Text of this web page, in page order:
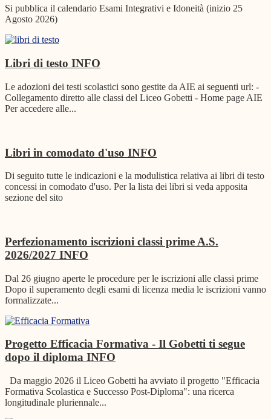
Si pubblica il calendario Esami Integrativi e Idoneità (inizio 25
Agosto 2026)
Libri di testo INFO
Le adozioni dei testi scolastici sono gestite da AIE ai seguenti url: -
Collegamento diretto alle classi del Liceo Gobetti - Home page AIE
Per accedere alle...
Libri in comodato d'uso INFO
Di seguito tutte le indicazioni e la modulistica relativa ai libri di testo
concessi in comodato d'uso. Per la lista dei libri si veda apposita
sezione del sito
Perfezionamento iscrizioni classi prime A.S.
2026/2027 INFO
Dal 26 giugno aperte le procedure per le iscrizioni alle classi prime
Dopo il superamento degli esami di licenza media le iscrizioni vanno
formalizzate...
Progetto Efficacia Formativa - Il Gobetti ti segue
dopo il diploma INFO
Da maggio 2026 il Liceo Gobetti ha avviato il progetto "Efficacia
Formativa Scolastica e Successo Post-Diploma": una ricerca
longitudinale pluriennale...